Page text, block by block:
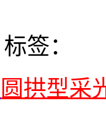
标签：
圆拱型采